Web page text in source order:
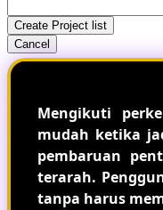
Create Project list
Cancel
Mengikuti
mudah ketika
pembaruan
terarah.
tanpa harus